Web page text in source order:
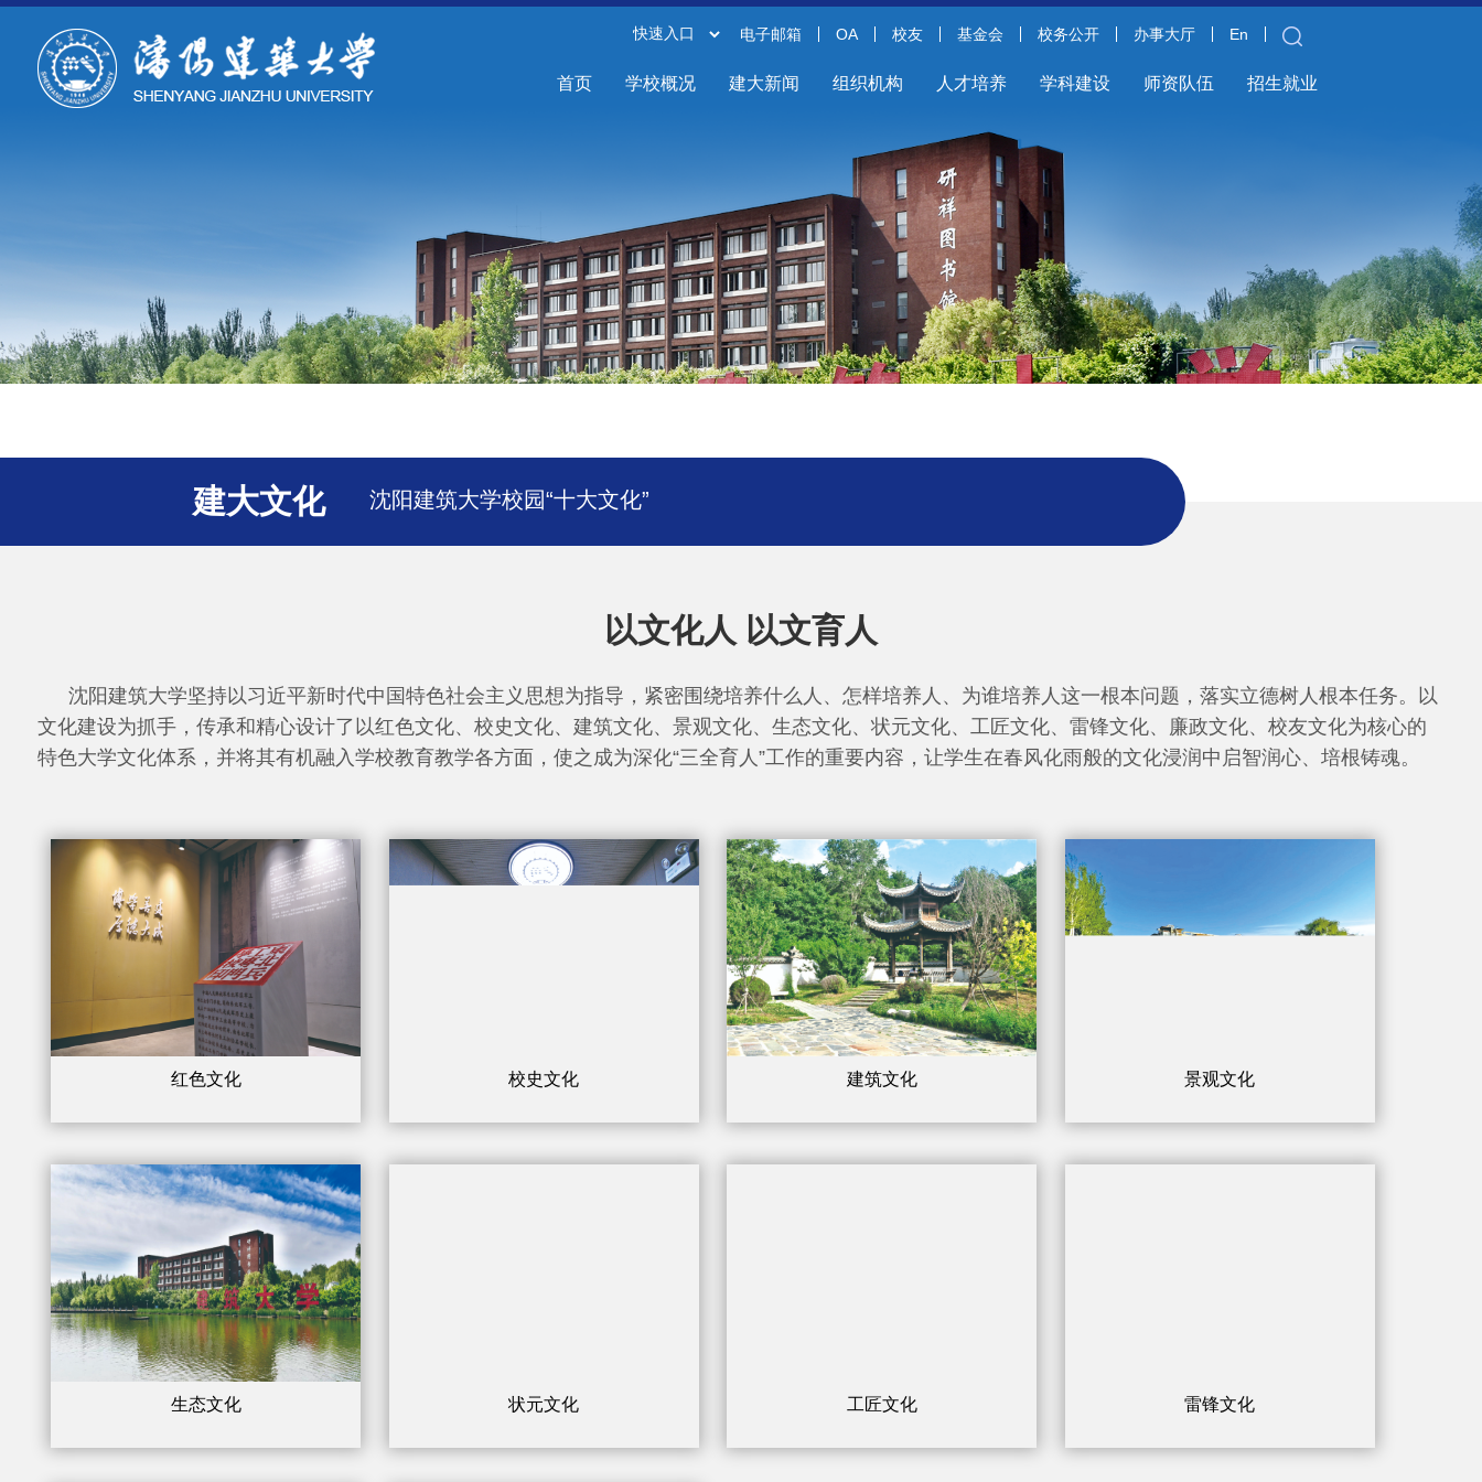
电子邮箱 OA 校友 基金会 校务公开 办事大厅 En
首页 学校概况 建大新闻 组织机构 人才培养 学科建设 师资队伍 招生就业
建大文化 沈阳建筑大学校园“十大文化”
以文化人 以文育人
沈阳建筑大学坚持以习近平新时代中国特色社会主义思想为指导，紧密围绕培养什么人、怎样培养人、为谁培养人这一根本问题，落实立德树人根本任务。以
文化建设为抓手，传承和精心设计了以红色文化、校史文化、建筑文化、景观文化、生态文化、状元文化、工匠文化、雷锋文化、廉政文化、校友文化为核心的
特色大学文化体系，并将其有机融入学校教育教学各方面，使之成为深化“三全育人”工作的重要内容，让学生在春风化雨般的文化浸润中启智润心、培根铸魂。
红色文化 校史文化 建筑文化 景观文化
生态文化 状元文化 工匠文化 雷锋文化